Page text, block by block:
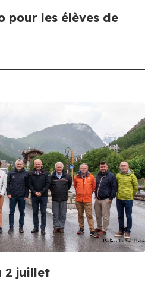
pour les élèves de
2 juillet